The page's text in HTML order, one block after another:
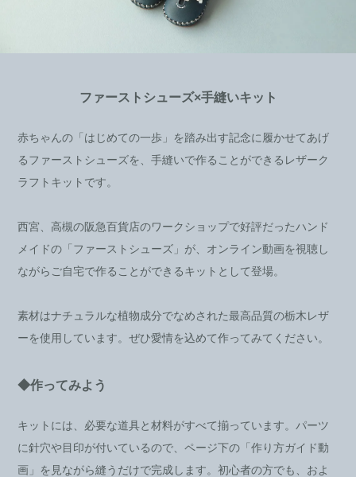
ファーストシューズ×手縫いキット
赤ちゃんの「はじめての一歩」を踏み出す記念に履かせてあげ
るファーストシューズを、手縫いで作ることができるレザーク
ラフトキットです。
西宮、高槻の阪急百貨店のワークショップで好評だったハンド
メイドの「ファーストシューズ」が、オンライン動画を視聴し
ながらご自宅で作ることができるキットとして登場。
素材はナチュラルな植物成分でなめされた最高品質の栃木レザ
ーを使用しています。ぜひ愛情を込めて作ってみてください。
◆作ってみよう
キットには、必要な道具と材料がすべて揃っています。パーツ
に針穴や目印が付いているので、ページ下の「作り方ガイド動
画」を見ながら縫うだけで完成します。初心者の方でも、およ